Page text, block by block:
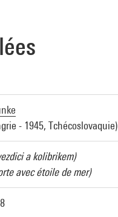
- 1945, Tchécoslovaquie)
a kolibrikem)
avec étoile de mer)